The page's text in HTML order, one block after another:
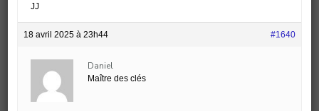
JJ
18 avril 2025 à 23h44 #1640
Daniel
Maître des clés